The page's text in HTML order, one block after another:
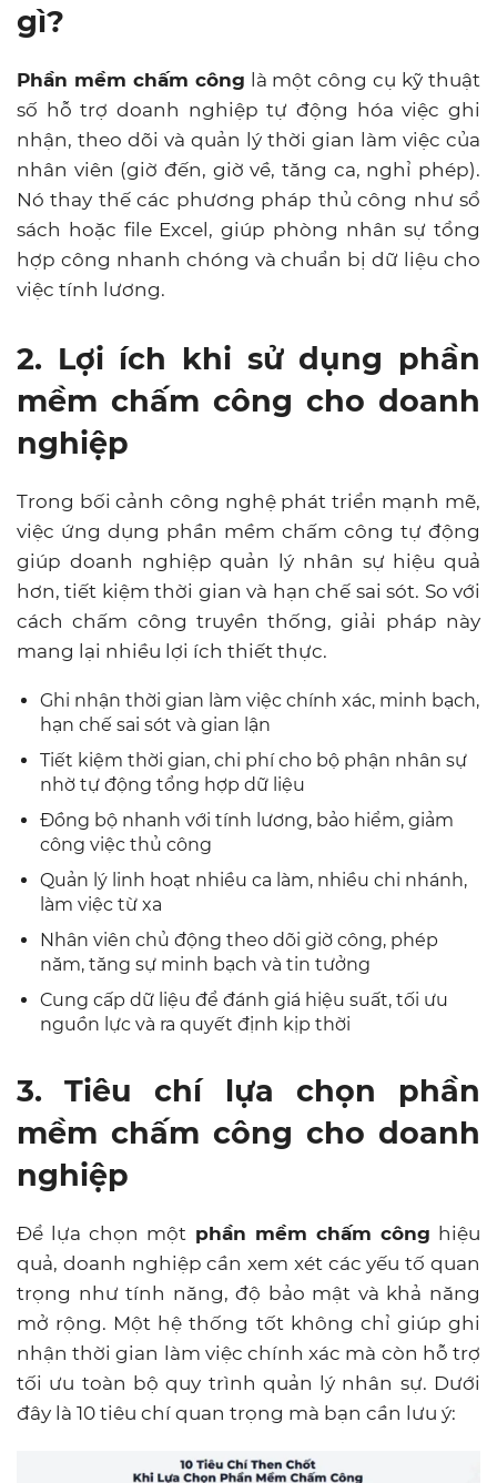
gì?
Phần mềm chấm công là một công cụ kỹ thuật
số hỗ trợ doanh nghiệp tự động hóa việc ghi
nhận, theo dõi và quản lý thời gian làm việc của
nhân viên (giờ đến, giờ về, tăng ca, nghỉ phép).
Nó thay thế các phương pháp thủ công như sổ
sách hoặc file Excel, giúp phòng nhân sự tổng
hợp công nhanh chóng và chuẩn bị dữ liệu cho
việc tính lương.
2. Lợi ích khi sử dụng phần
mềm chấm công cho doanh
nghiệp
Trong bối cảnh công nghệ phát triển mạnh mẽ,
việc ứng dụng phần mềm chấm công tự động
giúp doanh nghiệp quản lý nhân sự hiệu quả
hơn, tiết kiệm thời gian và hạn chế sai sót. So với
cách chấm công truyền thống, giải pháp này
mang lại nhiều lợi ích thiết thực.
Ghi nhận thời gian làm việc chính xác, minh bạch,
hạn chế sai sót và gian lận
Tiết kiệm thời gian, chi phí cho bộ phận nhân sự
nhờ tự động tổng hợp dữ liệu
Đồng bộ nhanh với tính lương, bảo hiểm, giảm
công việc thủ công
Quản lý linh hoạt nhiều ca làm, nhiều chi nhánh,
làm việc từ xa
Nhân viên chủ động theo dõi giờ công, phép
năm, tăng sự minh bạch và tin tưởng
Cung cấp dữ liệu để đánh giá hiệu suất, tối ưu
nguồn lực và ra quyết định kịp thời
3. Tiêu chí lựa chọn phần
mềm chấm công cho doanh
nghiệp
Để lựa chọn một phần mềm chấm công hiệu
quả, doanh nghiệp cần xem xét các yếu tố quan
trọng như tính năng, độ bảo mật và khả năng
mở rộng. Một hệ thống tốt không chỉ giúp ghi
nhận thời gian làm việc chính xác mà còn hỗ trợ
tối ưu toàn bộ quy trình quản lý nhân sự. Dưới
đây là 10 tiêu chí quan trọng mà bạn cần lưu ý: